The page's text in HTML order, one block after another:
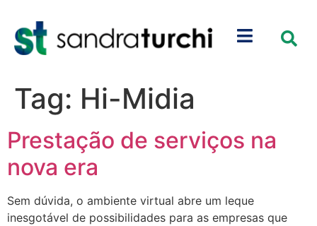
Tag: Hi-Midia
Prestação de serviços na
nova era
Sem dúvida, o ambiente virtual abre um leque
inesgotável de possibilidades para as empresas que